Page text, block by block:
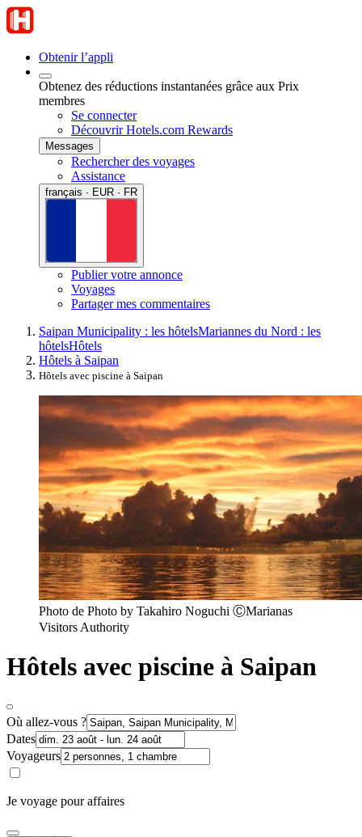
Obtenir l’appli
Obtenez des réductions instantanées grâce aux Prix
membres
Se connecter
Découvrir Hotels.com Rewards
Messages
Rechercher des voyages
Assistance
français · EUR · FR
Publier votre annonce
Voyages
Partager mes commentaires
Saipan Municipality : les hôtelsMariannes du Nord : les
hôtelsHôtels
Hôtels à Saipan
Hôtels avec piscine à Saipan
Photo de Photo by Takahiro Noguchi ⒸMarianas
Visitors Authority
Hôtels avec piscine à Saipan
Où allez-vous ?
Dates
Voyageurs
Je voyage pour affaires